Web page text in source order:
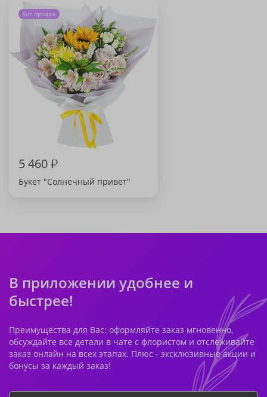
Хит продаж
5 460₽
Букет "Солнечный привет"
В приложении удобнее и
быстрее!
Преимущества для Вас: оформляйте заказ мгновенно,
обсуждайте все детали в чате с флористом и отслеживайте
заказ онлайн на всех этапах. Плюс - эксклюзивные акции и
бонусы за каждый заказ!